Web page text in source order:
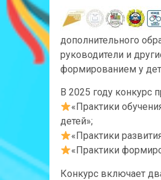
дополнительного
руководители и
формированием у
В 2025 году конкурс
«Практики
детей»;
«Практики
«Практики
Конкурс включает